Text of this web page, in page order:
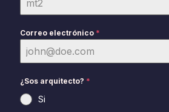
Correo electrónico *
¿Sos arquitecto? *
Si